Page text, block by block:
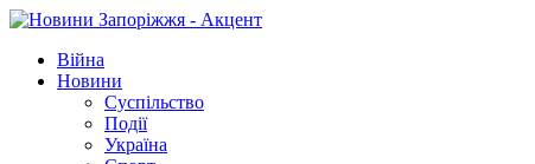
Війна
Новини
Суспільство
Події
Україна